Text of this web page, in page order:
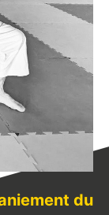
du